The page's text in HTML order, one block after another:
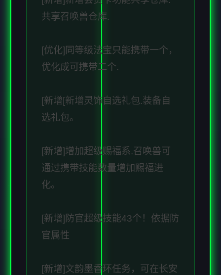
共享召唤兽仓库.
[优化]同等级法宝只能携带一个，
优化成可携带二个.
[新增[新增灵饰自选礼包.装备自
选礼包。
[新增]增加超级赐福系.召唤兽可
通过携带技能数量增加赐福进
化。
[新增]防官超级技能43个！依据防
官属性
[新增]文韵墨香环任务，可在长安